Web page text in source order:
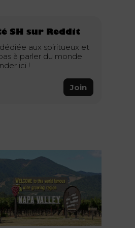
SH sur Reddit
aux spiritueux et
à parler du monde
ici !
Join